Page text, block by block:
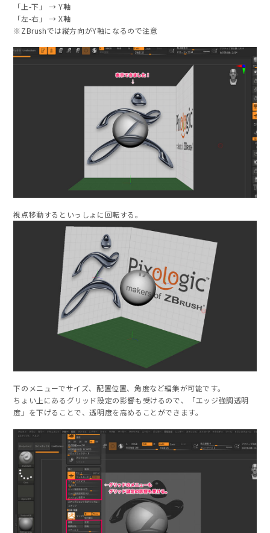
「上-下」 → Y軸
「左-右」 → X軸
※ZBrushでは縦方向がY軸になるので注意
視点移動するといっしょに回転する。
下のメニューでサイズ、配置位置、角度など編集が可能です。
ちょい上にあるグリッド設定の影響も受けるので、「エッジ強調透明
度」を下げることで、透明度を高めることができます。